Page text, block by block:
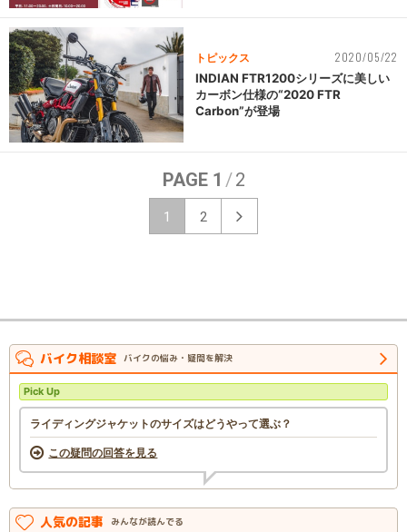
トピックス 2020/05/22
INDIAN FTR1200シリーズに美しい
カーボン仕様の“2020 FTR
Carbon”が登場
PAGE 1 /2
1 2
バイク相談室 バイクの悩み・疑問を解決
Pick Up
ライディングジャケットのサイズはどうやって選ぶ？
この疑問の回答を見る
人気の記事 みんなが読んでる